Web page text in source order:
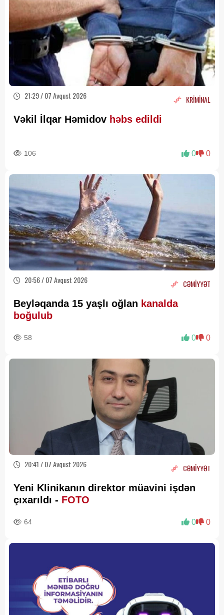
21:29 / 07 Avqust 2026 KRİMİNAL
Vəkil İlqar Həmidov həbs edildi
106 0 0
20:56 / 07 Avqust 2026 CƏMİYYƏT
Beyləqanda 15 yaşlı oğlan kanalda
boğulub
58 0 0
20:41 / 07 Avqust 2026 CƏMİYYƏT
Yeni Klinikanın direktor müavini işdən
çıxarıldı - FOTO
64 0 0